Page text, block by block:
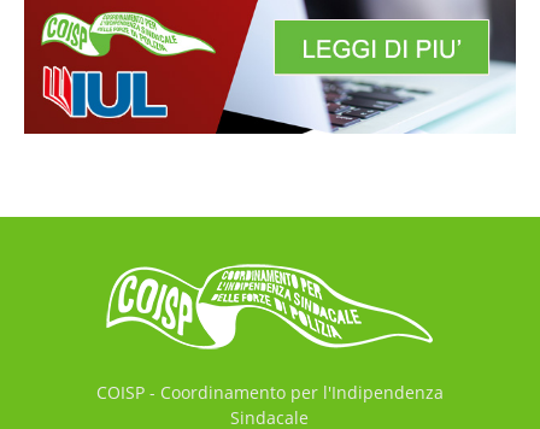
COISP - Coordinamento per l'Indipendenza
Sindacale